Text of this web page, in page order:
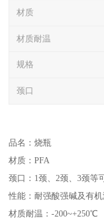
材质
材质耐温
规格
颈口
品名：烧瓶
材质：PFA
颈口：1颈、2颈、3颈等
性能：耐强酸强碱及有
材质耐温：-200~+250℃